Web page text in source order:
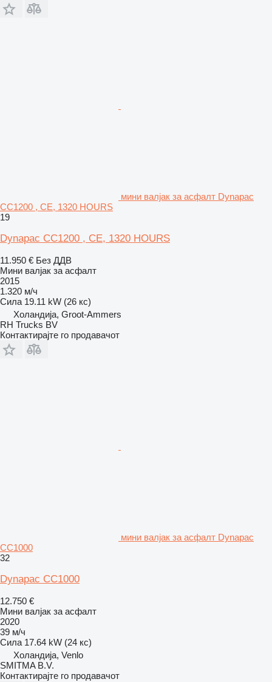
мини валјак за асфалт Dynapac
CC1200 , CE, 1320 HOURS
19
Dynapac CC1200 , CE, 1320 HOURS
11.950 € Без ДДВ
Мини валјак за асфалт
2015
1.320 м/ч
Сила 19.11 kW (26 кс)
Холандија, Groot-Ammers
RH Trucks BV
Контактирајте го продавачот
мини валјак за асфалт Dynapac
CC1000
32
Dynapac CC1000
12.750 €
Мини валјак за асфалт
2020
39 м/ч
Сила 17.64 kW (24 кс)
Холандија, Venlo
SMITMA B.V.
Контактирајте го продавачот